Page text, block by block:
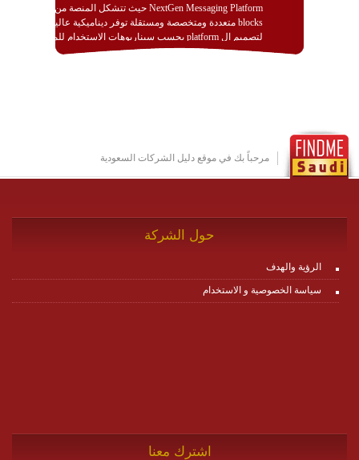
NextGen Messaging Platform حيث تتشكل المنصة من
blocks متعددة ومتخصصة ومستقلة توفر ديناميكية عالية
لتصميم ال platform بحسب سيناريوهات الاستخدام للمنصة
وتتوافق مع النشر والاستثمار ضمن بيئة استضافة dedicated
http://www.plutosms.com/zagel
مرحباً بك في موقع دليل الشركات السعودية
حول الشركة
الرؤية والهدف
سياسة الخصوصية و الاستخدام
اشترك معنا